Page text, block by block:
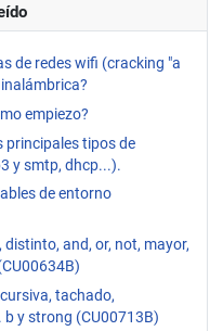
de redes wifi (cracking "a
empiezo?
principales tipos de
y smtp, dhcp...).
de entorno
and, or, not, mayor,
tachado,
y strong (CU00713B)